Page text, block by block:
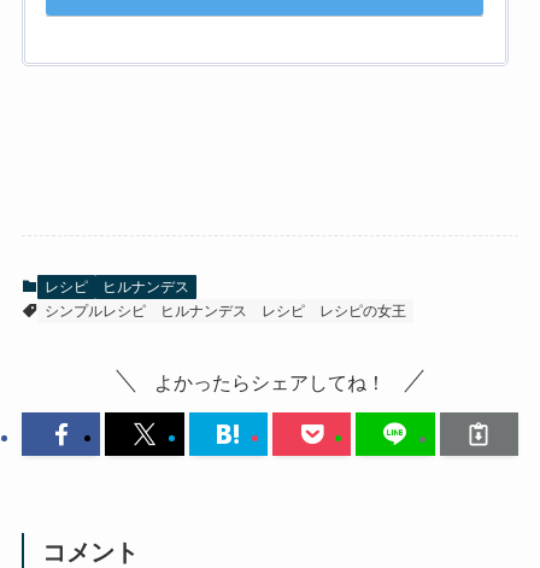
レシピ
ヒルナンデス
シンプルレシピ
ヒルナンデス レシピ レシピの女王
よかったらシェアしてね！
コメント